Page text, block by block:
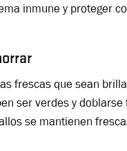
inmune y proteger
frescas que sean
ser verdes y
se mantienen